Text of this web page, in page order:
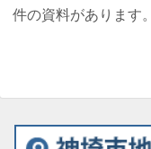
件の資料があります。